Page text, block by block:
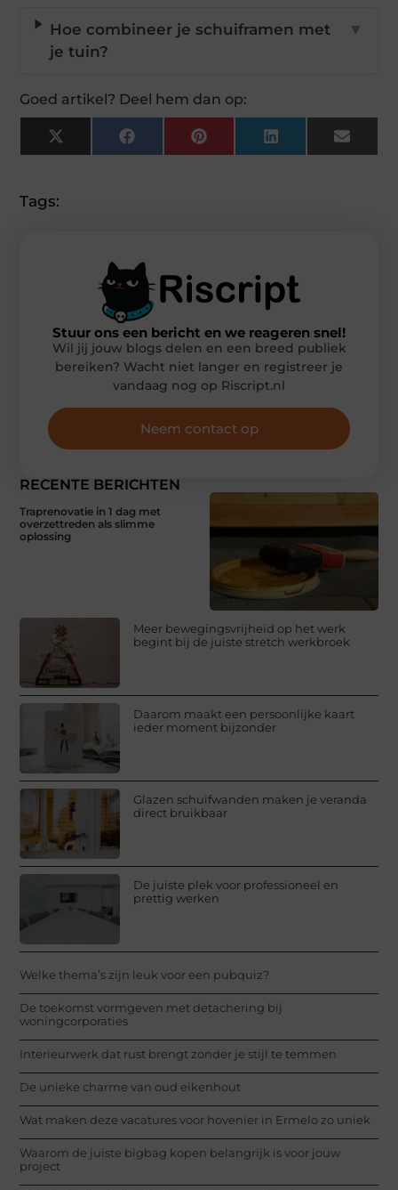
Hoe combineer je schuiframen met
je tuin?
▼
Goed artikel? Deel hem dan op:
X
(Twitter)
FacebookPinterestLinkedInEmail
Tags:
RECENTE BERICHTEN
Traprenovatie in 1 dag met
overzettreden als slimme
oplossing
Meer bewegingsvrijheid op het werk
begint bij de juiste stretch werkbroek
Daarom maakt een persoonlijke kaart
ieder moment bijzonder
Glazen schuifwanden maken je veranda
direct bruikbaar
De juiste plek voor professioneel en
prettig werken
Welke thema’s zijn leuk voor een pubquiz?
De toekomst vormgeven met detachering bij
woningcorporaties
Interieurwerk dat rust brengt zonder je stijl te temmen
De unieke charme van oud eikenhout
Wat maken deze vacatures voor hovenier in Ermelo zo uniek
Waarom de juiste bigbag kopen belangrijk is voor jouw
project
Stuur ons een bericht en we reageren snel!
Wil jij jouw blogs delen en een breed publiek
bereiken? Wacht niet langer en registreer je
vandaag nog op Riscript.nl
Neem contact op